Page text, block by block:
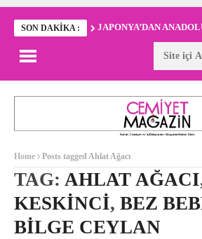
SON DAKIKA : JAPONYA’DAN
Home Posts tagged Ahlat Ağacı
TAG: AHLAT AĞACI
KESKINCI, BEZ
BILGE CEYLAN